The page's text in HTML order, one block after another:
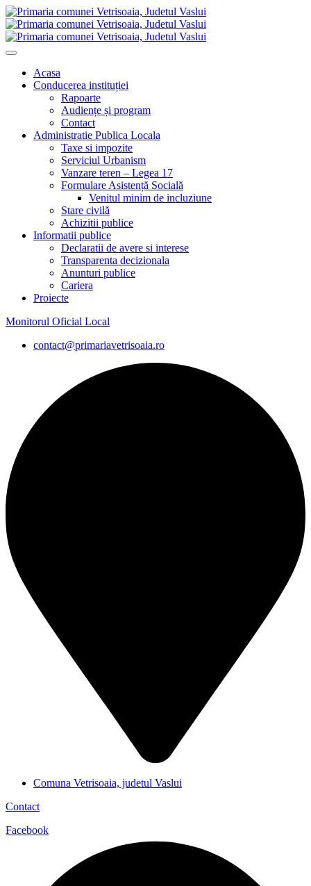
Acasa
Conducerea instituției
Rapoarte
Audiențe și program
Contact
Administratie Publica Locala
Taxe si impozite
Serviciul Urbanism
Vanzare teren – Legea 17
Formulare Asistență Socială
Venitul minim de incluziune
Stare civilă
Achizitii publice
Informatii publice
Declaratii de avere si interese
Transparenta decizionala
Anunturi publice
Cariera
Proiecte
Monitorul Oficial Local
contact@primariavetrisoaia.ro
Comuna Vetrisoaia, judetul Vaslui
Contact
Facebook